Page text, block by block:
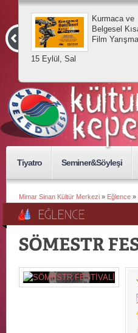
15 Eylül, Sal
Kurmaca ve
Belgesel
Film
Tiyatro Seminer&Söyleşi
Mimar Sinan Kültür Merkezi » Eğlence »